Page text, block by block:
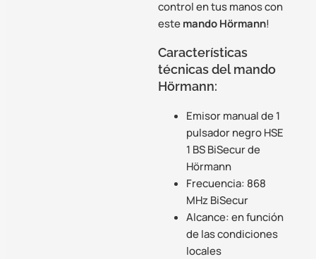
control en tus manos con
estemando Hörmann!
Características
técnicas del mando
Hörmann:
Emisor manual de 1
pulsador negro HSE
1 BS BiSecur de
Hörmann
Frecuencia: 868
MHz BiSecur
Alcance: en función
de las condiciones
locales